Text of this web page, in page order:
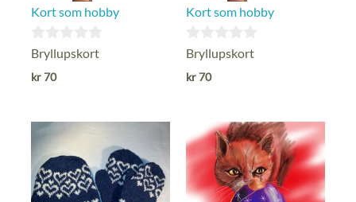
Kort som hobby
0
ut
Bryllupskort
kr70
Kort som hobby
0
ut
Bryllupskort
kr70